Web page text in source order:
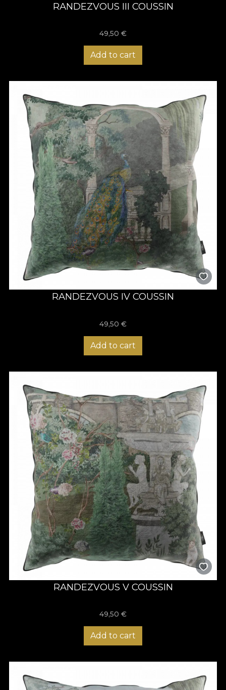
RANDEZVOUS III COUSSIN
49,50 €
Add to cart
RANDEZVOUS IV COUSSIN
49,50 €
Add to cart
RANDEZVOUS V COUSSIN
49,50 €
Add to cart